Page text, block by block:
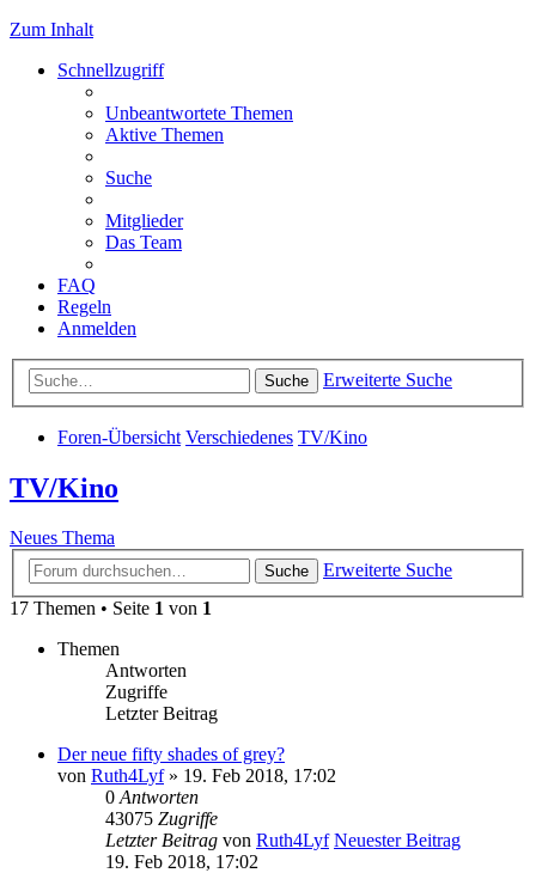
Zum Inhalt
Schnellzugriff
Unbeantwortete Themen
Aktive Themen
Suche
Mitglieder
Das Team
FAQ
Regeln
Anmelden
Suche Erweiterte Suche
Foren-Übersicht Verschiedenes TV/Kino
TV/Kino
Neues Thema
Suche
Erweiterte Suche
17 Themen • Seite 1 von 1
Themen
Antworten
Zugriffe
Letzter Beitrag
Der neue fifty shades of grey?
von Ruth4Lyf» 19. Feb 2018, 17:02
0 Antworten
43075 Zugriffe
Letzter Beitrag von Ruth4Lyf Neuester Beitrag
19. Feb 2018, 17:02